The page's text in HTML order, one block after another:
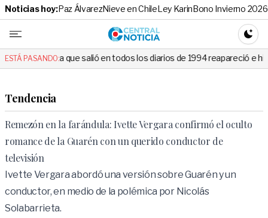
Noticias hoy:Paz ÁlvarezNieve en ChileLey KarinBono Invierno 2026
Central
ESTÁ PASANDO:
salió en todos los diarios de 1994 reapareció e hizo llorar a todos en
Tendencia
Remezón en la farándula: Ivette Vergara confirmó el oculto
romance de la Guarén con un querido conductor de
televisión
Ivette Vergara abordó una versión sobre Guarén y un
conductor, en medio de la polémica por Nicolás
Solabarrieta.